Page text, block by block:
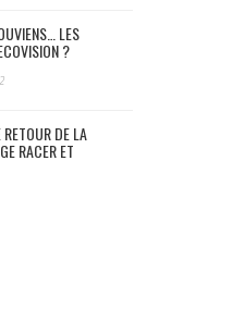
LES
?
DE LA
RACER ET